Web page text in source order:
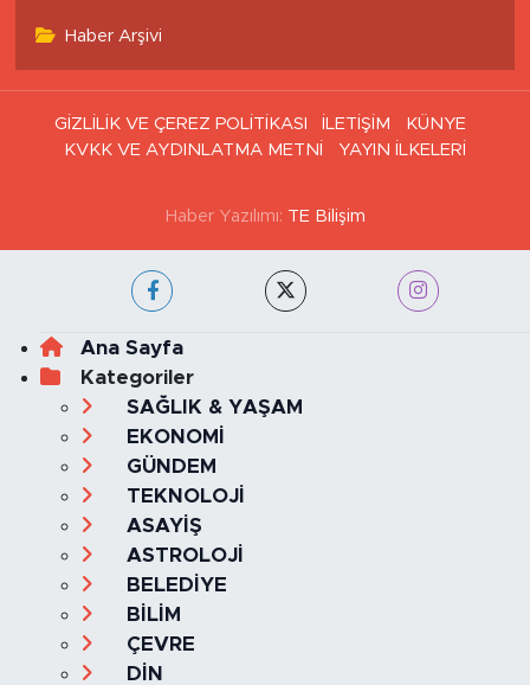
Haber Arşivi
GİZLİLİK VE ÇEREZ POLİTİKASI İLETİŞİM
KÜNYE
KVKK VE AYDINLATMA METNİ
YAYIN İLKELERİ
Haber Yazılımı: TE Bilişim
Ana Sayfa
Kategoriler
SAĞLIK & YAŞAM
EKONOMİ
GÜNDEM
TEKNOLOJİ
ASAYİŞ
ASTROLOJİ
BELEDİYE
BİLİM
ÇEVRE
DİN